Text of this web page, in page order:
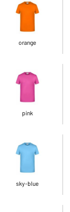
orange
pink
sky-blue